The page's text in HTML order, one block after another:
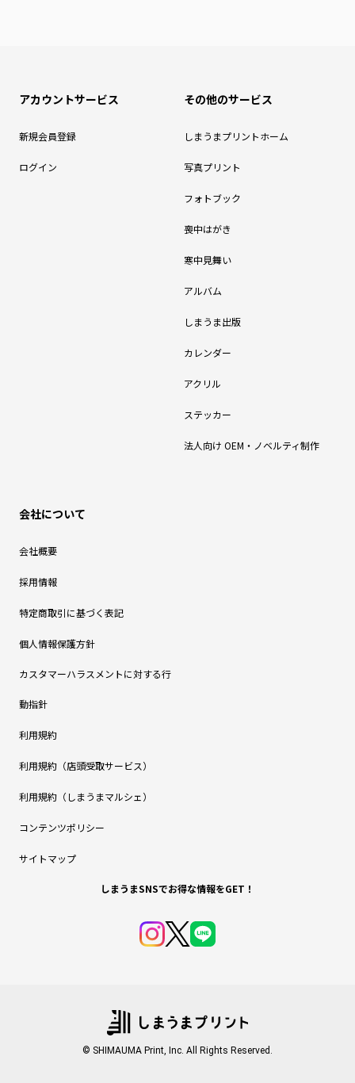
アカウントサービス
新規会員登録
ログイン
その他のサービス
しまうまプリントホーム
写真プリント
フォトブック
喪中はがき
寒中見舞い
アルバム
しまうま出版
カレンダー
アクリル
ステッカー
法人向け OEM・ノベルティ制作
会社について
会社概要
採用情報
特定商取引に基づく表記
個人情報保護方針
カスタマーハラスメントに対する行
動指針
利用規約
利用規約（店頭受取サービス）
利用規約（しまうまマルシェ）
コンテンツポリシー
サイトマップ
しまうまSNSでお得な情報をGET！
© SHIMAUMA Print, Inc. All Rights Reserved.